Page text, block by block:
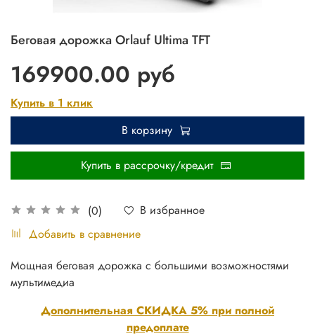
Беговая дорожка Orlauf Ultima TFT
(0)
В избранное
Добавить в сравнение
169900.00 руб
Купить в 1 клик
В корзину
Купить в рассрочку/кредит
Дополнительная СКИДКА 5% при полной
предоплате
Мощная беговая дорожка с большими возможностями
мультимедиа